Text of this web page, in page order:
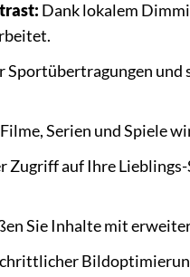
Dank lokalem
Sportübertragungen und
Serien und Spiele
Zugriff auf Ihre
Sie Inhalte mit